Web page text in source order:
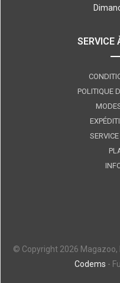
SERVICE
POLITIQUE
© Copyright 2026 Magazoo,
Codems -